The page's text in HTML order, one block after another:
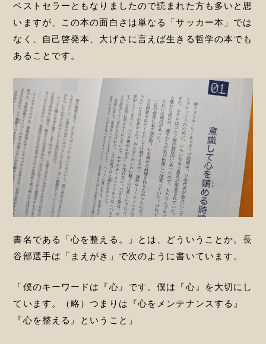
ベストセラーともなりましたので読まれた方も多いと思
いますが、この本の面白さは単なる「サッカー本」では
なく、自己啓発本、大げさに言えば生きる哲学の本でも
あることです。
書名である「心を整える。」とは、どういうことか。長
谷部選手は「まえがき」で次のように書いています。
「僕のキーワードは『心』です。僕は『心』を大切にし
ています。（略）つまりは『心をメンテナンスする』
『心を整える』ということ」